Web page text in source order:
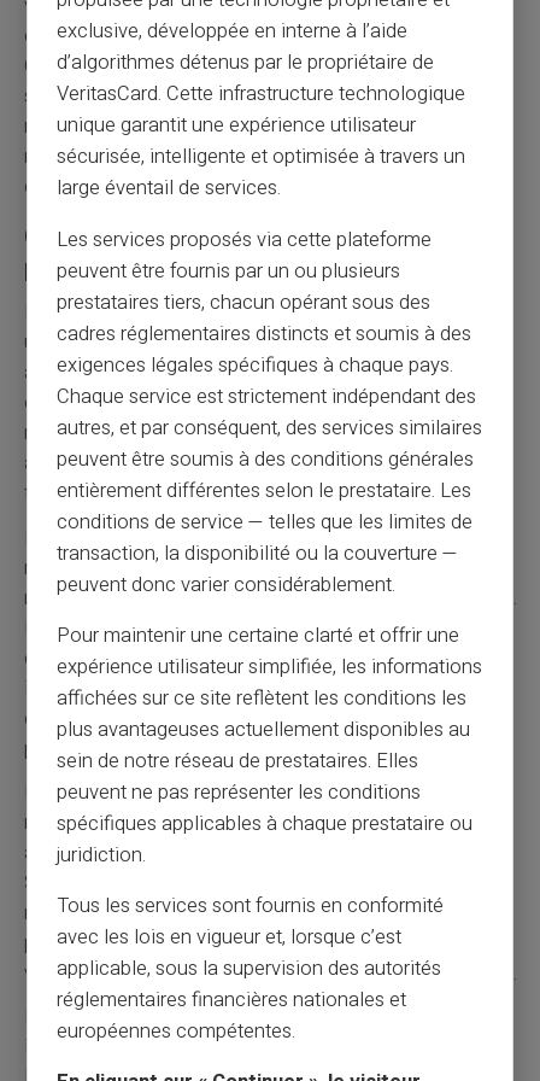
carte n'apparaissent pas sur d'autres relevés bancaires.
Cette discrétion permet d'éviter le regard des banques
sur certaines dépenses. L'autonomie financière
retrouvée améliore la qualité de vie. Card Veritas
respecte les normes européennes de protection des
données personnelles.
Conseils pratiques pour optimiser ses
paiements
planification budgétairedevient fondamentale avec
une carte prépayée. L'absence de découvert oblige à
anticiper ses dépenses principales. Cette contrainte
encourage une gestion financière plus rigoureuse et
responsable. L'historique des transactions aide à
analyser ses habitudes de consommation. Card Veritas
fournit des outils de suivi en temps réel.
diversification des moyens de paiementlimite les
risques en cas de problème. Conserver plusieurs
méthodes permet de faire face aux situations imprévues.
Les espèces restent utiles pour les petits achats
quotidiens. La carte prépayée couvre les achats
importants et les transactions en ligne. Cette
complémentarité assure une continuité dans les
paiements.
anticipation des rechargementsévite les ruptures de
moyens de paiement. Programmer des virements
automatiques selon ses revenus facilite la gestion.
Surveiller régulièrement le solde disponible prévient les
refus de paiement. Card Veritas envoie des notifications
pour informer des mouvements sur le compte. Cette
vigilance maintient une capacité de paiement constante.
Pour découvrir toutes les solutions de paiement pour
interdits bancaires, consultez notre page spécialisée :
exclusive, développée en interne à l’aide
d’algorithmes détenus par le propriétaire de
VeritasCard. Cette infrastructure technologique
unique garantit une expérience utilisateur
sécurisée, intelligente et optimisée à travers un
large éventail de services.
Les services proposés via cette plateforme
peuvent être fournis par un ou plusieurs
prestataires tiers, chacun opérant sous des
cadres réglementaires distincts et soumis à des
exigences légales spécifiques à chaque pays.
Chaque service est strictement indépendant des
autres, et par conséquent, des services similaires
peuvent être soumis à des conditions générales
entièrement différentes selon le prestataire. Les
conditions de service — telles que les limites de
transaction, la disponibilité ou la couverture —
peuvent donc varier considérablement.
Pour maintenir une certaine clarté et offrir une
expérience utilisateur simplifiée, les informations
affichées sur ce site reflètent les conditions les
plus avantageuses actuellement disponibles au
sein de notre réseau de prestataires. Elles
peuvent ne pas représenter les conditions
spécifiques applicables à chaque prestataire ou
juridiction.
Tous les services sont fournis en conformité
avec les lois en vigueur et, lorsque c’est
applicable, sous la supervision des autorités
réglementaires financières nationales et
européennes compétentes.